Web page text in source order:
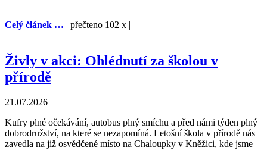
Celý článek … | přečteno 102 x |
Živly v akci: Ohlédnutí za školou v
přírodě
21.07.2026
Kufry plné očekávání, autobus plný smíchu a před námi týden plný
dobrodružství, na které se nezapomíná. Letošní škola v přírodě nás
zavedla na již osvědčené místo na Chaloupky v Kněžici, kde jsme